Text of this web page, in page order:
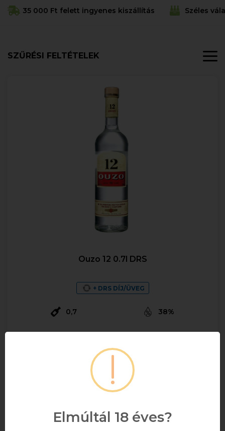
35 000 Ft felett ingyenes kiszállítás Széles
SZŰRÉSI FELTÉTELEK
Ouzo 12 0.7l DRS
+ DRS DÍJ/ÜVEG
0,7 38%
7 690 Ft
Bruttó ár
Kosárba
Elmúltál 18 éves?